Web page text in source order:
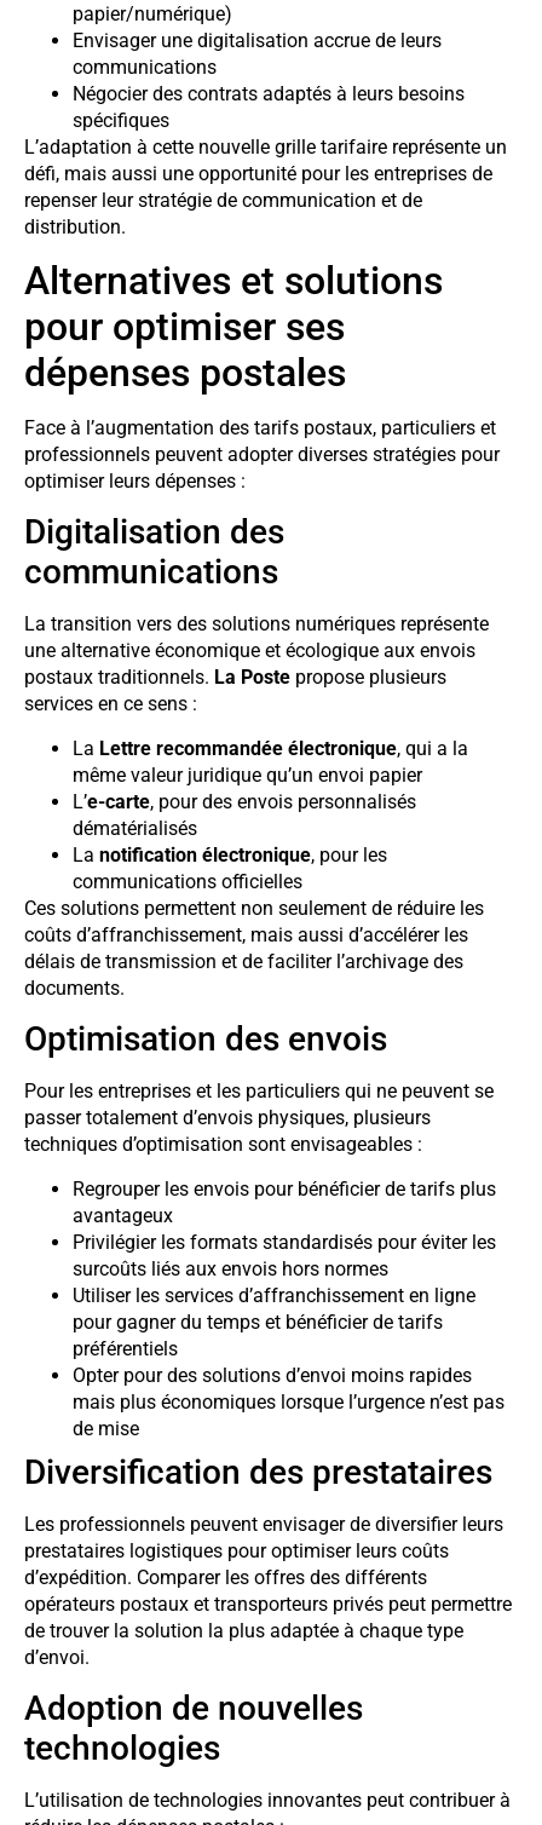
papier/numérique)
Envisager une digitalisation accrue de leurs
communications
Négocier des contrats adaptés à leurs besoins
spécifiques
L’adaptation à cette nouvelle grille tarifaire représente un
défi, mais aussi une opportunité pour les entreprises de
repenser leur stratégie de communication et de
distribution.
Alternatives et solutions
pour optimiser ses
dépenses postales
Face à l’augmentation des tarifs postaux, particuliers et
professionnels peuvent adopter diverses stratégies pour
optimiser leurs dépenses :
Digitalisation des
communications
La transition vers des solutions numériques représente
une alternative économique et écologique aux envois
postaux traditionnels. La Poste propose plusieurs
services en ce sens :
La Lettre recommandée électronique, qui a la
même valeur juridique qu’un envoi papier
L’e-carte, pour des envois personnalisés
dématérialisés
La notification électronique, pour les
communications officielles
Ces solutions permettent non seulement de réduire les
coûts d’affranchissement, mais aussi d’accélérer les
délais de transmission et de faciliter l’archivage des
documents.
Optimisation des envois
Pour les entreprises et les particuliers qui ne peuvent se
passer totalement d’envois physiques, plusieurs
techniques d’optimisation sont envisageables :
Regrouper les envois pour bénéficier de tarifs plus
avantageux
Privilégier les formats standardisés pour éviter les
surcoûts liés aux envois hors normes
Utiliser les services d’affranchissement en ligne
pour gagner du temps et bénéficier de tarifs
préférentiels
Opter pour des solutions d’envoi moins rapides
mais plus économiques lorsque l’urgence n’est pas
de mise
Diversification des prestataires
Les professionnels peuvent envisager de diversifier leurs
prestataires logistiques pour optimiser leurs coûts
d’expédition. Comparer les offres des différents
opérateurs postaux et transporteurs privés peut permettre
de trouver la solution la plus adaptée à chaque type
d’envoi.
Adoption de nouvelles
technologies
L’utilisation de technologies innovantes peut contribuer à